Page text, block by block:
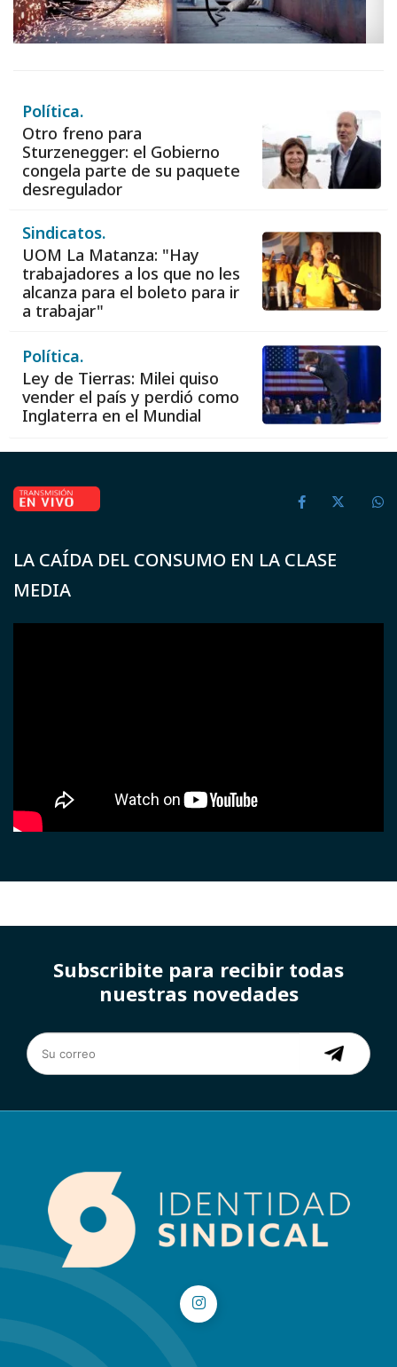
Política.
Otro freno para
Sturzenegger: el Gobierno
congela parte de su paquete
desregulador
Sindicatos.
UOM La Matanza: "Hay
trabajadores a los que no les
alcanza para el boleto para ir
a trabajar"
Política.
Ley de Tierras: Milei quiso
vender el país y perdió como
Inglaterra en el Mundial
LA CAÍDA DEL CONSUMO EN LA CLASE
MEDIA
Subscribite para recibir todas
nuestras novedades